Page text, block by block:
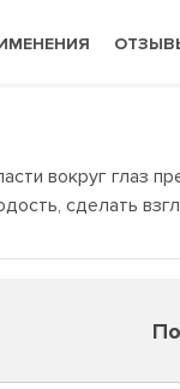
вокруг глаз
сделать